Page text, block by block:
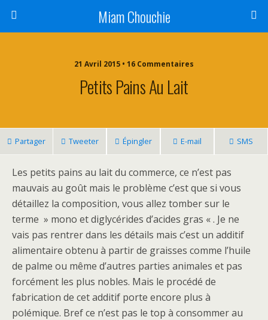
Miam Chouchie
21 Avril 2015 • 16 Commentaires
Petits Pains Au Lait
Partager Tweeter Épingler E-mail SMS
Les petits pains au lait du commerce, ce n’est pas
mauvais au goût mais le problème c’est que si vous
détaillez la composition, vous allez tomber sur le
terme » mono et diglycérides d’acides gras « . Je ne
vais pas rentrer dans les détails mais c’est un additif
alimentaire obtenu à partir de graisses comme l’huile
de palme ou même d’autres parties animales et pas
forcément les plus nobles. Mais le procédé de
fabrication de cet additif porte encore plus à
polémique. Bref ce n’est pas le top à consommer au